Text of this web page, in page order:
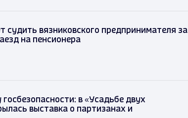
судить вязниковского предпринимателя за
на пенсионера
госбезопасности: в «Усадьбе двух
выставка о партизанах и